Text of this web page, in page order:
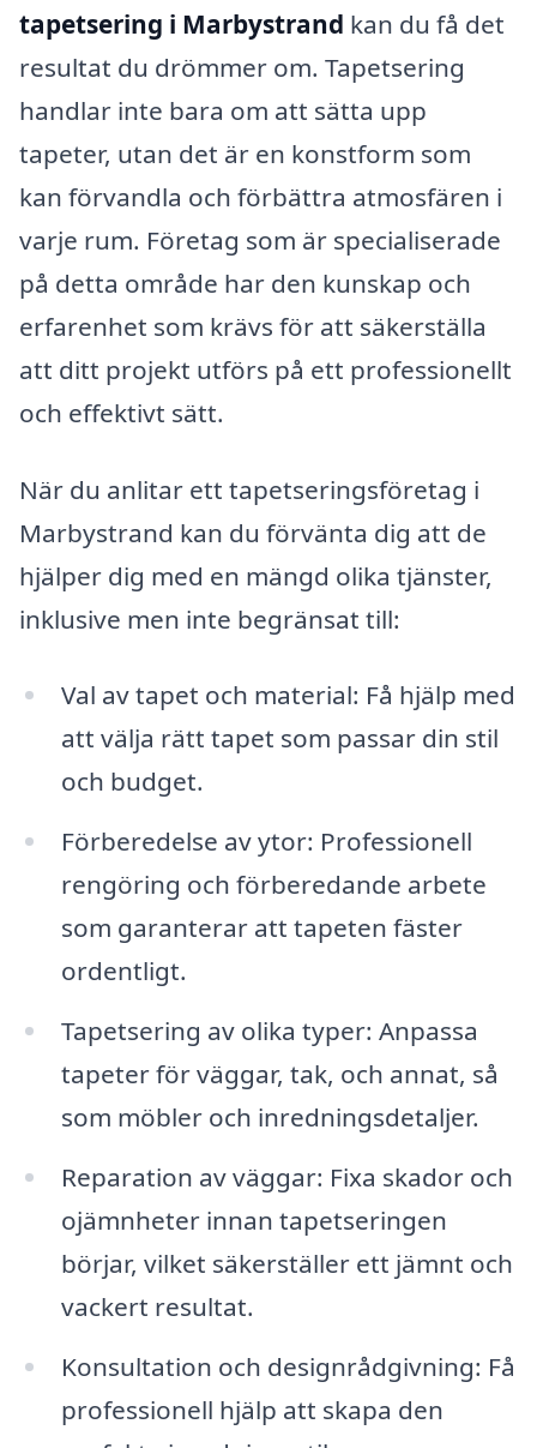
tapetsering i Marbystrand kan du få det
resultat du drömmer om. Tapetsering
handlar inte bara om att sätta upp
tapeter, utan det är en konstform som
kan förvandla och förbättra atmosfären i
varje rum. Företag som är specialiserade
på detta område har den kunskap och
erfarenhet som krävs för att säkerställa
att ditt projekt utförs på ett professionellt
och effektivt sätt.
När du anlitar ett tapetseringsföretag i
Marbystrand kan du förvänta dig att de
hjälper dig med en mängd olika tjänster,
inklusive men inte begränsat till:
Val av tapet och material: Få hjälp med
att välja rätt tapet som passar din stil
och budget.
Förberedelse av ytor: Professionell
rengöring och förberedande arbete
som garanterar att tapeten fäster
ordentligt.
Tapetsering av olika typer: Anpassa
tapeter för väggar, tak, och annat, så
som möbler och inredningsdetaljer.
Reparation av väggar: Fixa skador och
ojämnheter innan tapetseringen
börjar, vilket säkerställer ett jämnt och
vackert resultat.
Konsultation och designrådgivning: Få
professionell hjälp att skapa den